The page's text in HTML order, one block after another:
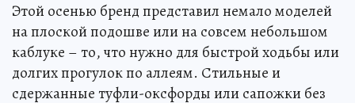
Этой осенью бренд представил немало моделей
на плоской подошве или на совсем небольшом
каблуке – то, что нужно для быстрой ходьбы или
долгих прогулок по аллеям. Стильные и
сдержанные туфли-оксфорды или сапожки без